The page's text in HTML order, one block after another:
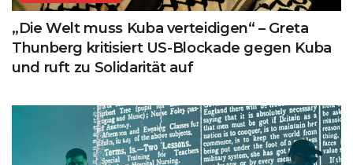
„Die Welt muss Kuba verteidigen“ – Greta
Thunberg kritisiert US-Blockade gegen Kuba
und ruft zu Solidarität auf